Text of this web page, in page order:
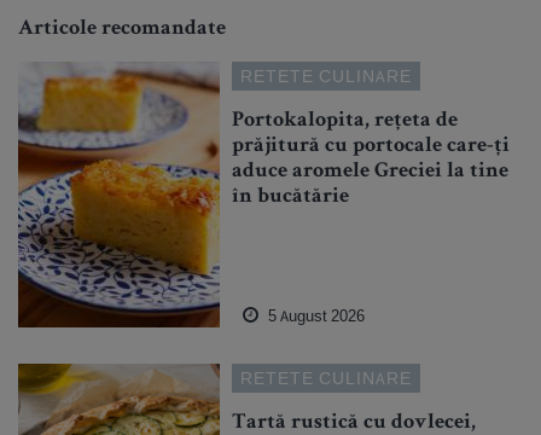
Articole recomandate
RETETE CULINARE
Portokalopita, rețeta de
prăjitură cu portocale care-ți
aduce aromele Greciei la tine
în bucătărie
5 August 2026
RETETE CULINARE
Tartă rustică cu dovlecei,